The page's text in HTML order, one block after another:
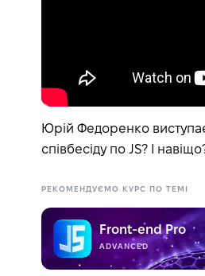
Юрій Федоренко
співбесіду по JS? І
РЕКОМЕНДУЄМО КУРС ПО ТЕМІ
Front-end Pro
ADVANCED